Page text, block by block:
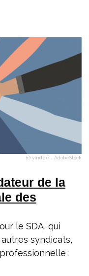
(c) yindee - AdobeStock
de la
des
le SDA, qui
syndicats,
: